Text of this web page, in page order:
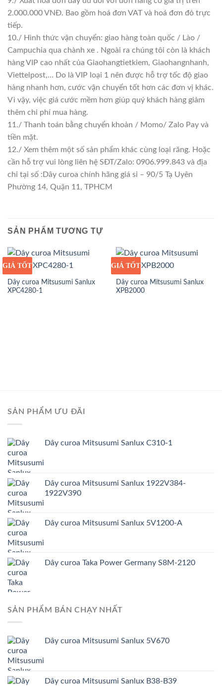
2.000.000 VNĐ. Bao gồm hoá đơn VAT và hoá đơn đỏ trực
tiếp.
10./ Hình thức vận chuyển: giao hàng toàn quốc / Lào /
Campuchia qua chành xe . Ngoài ra chúng tôi còn là khách
hàng VIP cao nhất của Giaohangtietkiem, Giaohangnhanh,
Viettelpost,… Do là VIP loại 1 nên được hỗ trợ tốc độ giao
hàng nhanh hơn, cước vận chuyển tốt hơn các đơn vị khác.
Vì vậy, việc giá cước mềm hơn giúp quý khách hàng giảm
thêm chi phí mua hàng.
11./ Thanh toán bằng chuyển khoản / Momo/ Zalo Pay và
tiền mặt.
12./ Xem thêm một số sản phẩm khác cùng loại răng. Hoặc
cần hỗ trợ vui lòng liên hệ SĐT/Zalo: 0906.999.843 và địa
chỉ tại số :Dây curoa chính hãng giá sỉ – 90/5 Tạ Uyên
Phường 14, Quận 11, TPHCM
SẢN PHẨM TƯƠNG TỰ
GIÁ SỈ
GIÁ TỐT
Dây curoa Mitsusumi Sanlux
XPC4280-1
GIÁ SỈ
GIÁ TỐT
Dây curoa Mitsusumi Sanlux
XPB2000
SẢN PHẨM ƯU ĐÃI
Dây curoa Mitsusumi Sanlux C310-1
Dây curoa Mitsusumi Sanlux 1922V384-
1922V390
Dây curoa Mitsusumi Sanlux 5V1200-A
Dây curoa Taka Power Germany S8M-2120
SẢN PHẨM BÁN CHẠY NHẤT
Dây curoa Mitsusumi Sanlux 5V670
Dây curoa Mitsusumi Sanlux B38-B39